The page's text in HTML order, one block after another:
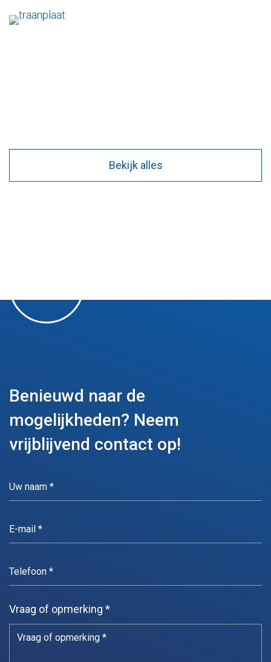
Bekijk alles
Benieuwd naar de
mogelijkheden? Neem
vrijblijvend contact op!
Vraag of opmerking *